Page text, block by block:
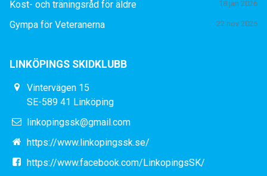
Kost- och träningsråd för äldre 18 jan 2026
Gympa för Veteranerna 22 nov 2025
LINKÖPINGS SKIDKLUBB
Vintervägen 15
SE-589 41 Linköping
linkopingssk@gmail.com
https://www.linkopingssk.se/
https://www.facebook.com/LinkopingsSK/